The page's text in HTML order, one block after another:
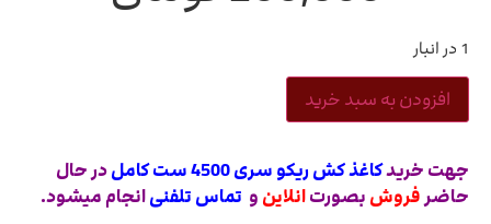
1 در انبار
افزودن به سبد خرید
جهت خریدکاغذ کش ریکو سری 4500 ست کامل
در حال
حاضرفروش بصورتانلاین و تماس تلفنیانجام میشود.